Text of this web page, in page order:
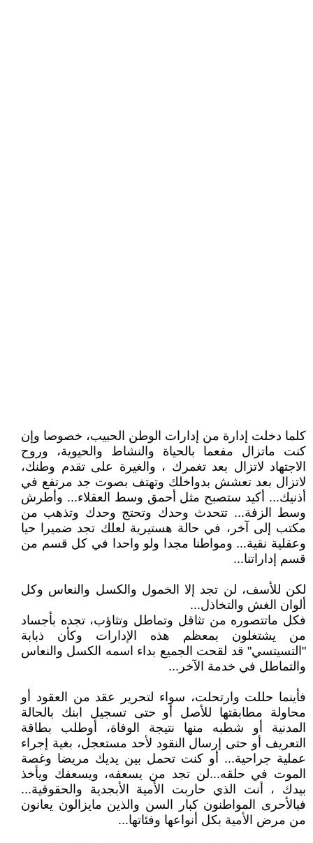
كلما دخلت إدارة من إدارات الوطن الحبيب، خصوصا وإن
كنت ماتزال مفعما بالحياة والنشاط والحيوية، وروح
الاجتهاد لاتزال بعد تغمرك ، والغيرة على تقدم وطنك،
لاتزال بعد تعشش بدواخلك وتهتف بصوت جد مرتفع في
أذنيك... أكيد ستصبح مثل أحمق وسط العقلاء... وأطرش
وسط الزفة... تتحدث وحدك وتحتج وحدك وتذهب من
مكتب إلى آخر، في حالة هستيرية لعلك تجد ضميرا حيا
وعقلية نقية... ومواطنا مجدا ولو واحدا في كل قسم من
قسم إداراتنا...
لكن للأسف، لن تجد إلا الخمول والكسل والنعاس وكل
ألوان الغش والتخاذل...
فكل ماتتصوره من تثاقل وتماطل وتثاؤب، تجده بأجساد
من يشتغلون بمعظم هذه الإدارات وكأن ذبابة
"التسيتسي" قد لقحت الجميع بداء اسمه الكسل والنعاس
والتماطل في خدمة الآخر...
فأينما حللت وارتحلت، سواء لتحرير عقد من العقود أو
محاولة مطابقتها للأصل أو حتى تسجيل ابنك بالحالة
المدنية أو شطبه منها نتيجة الوفاة، أوطلب بطاقة
التعريف أو حتى إرسال النقود لأحد مستعجل، بغية إجراء
عملية جراحية... أو كنت تحمل بين يديك مريضا وغصة
الموت في حلقه...لن تجد من يسعفه، ويسعفك ويأخذ
بيدك ، أنت الذي حاربت الأمية الأبجدية والحقوقية...
فبالأحرى المواطنون كبار السن والذين مايزالون يعانون
من مرض الأمية بكل أنواعها وفئاتها...